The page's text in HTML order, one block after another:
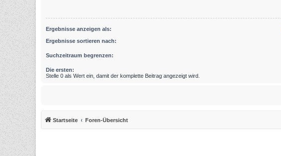
Ergebnisse anzeigen als:
Ergebnisse sortieren nach:
Suchzeitraum begrenzen:
Die ersten:
Stelle 0 als Wert ein, damit der komplette Beitrag angezeigt wird.
Startseite Foren-Übersicht